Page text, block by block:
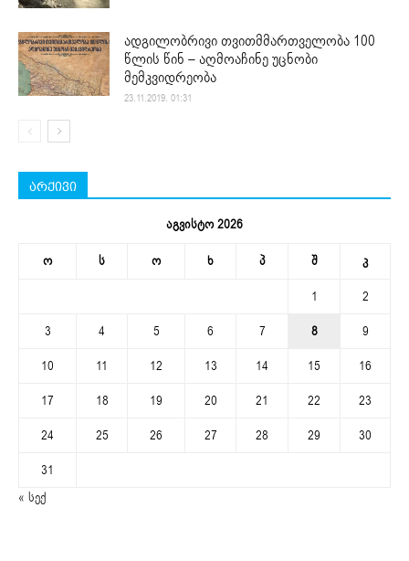
ადგილობრივი თვითმმართველობა 100
წლის წინ – აღმოაჩინე უცნობი
მემკვიდრეობა
23.11.2019. 01:31
არქივი
აგვისტო 2026
ო ს ო ხ პ შ კ
1
2
3
4 5 6 7 8
9
10
11 12 13 14 15
16
17
18 19 20 21 22
23
24
25 26 27 28 29
30
31
« სექ